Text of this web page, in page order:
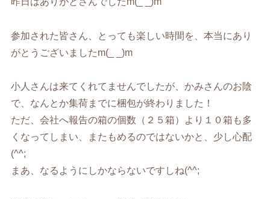
参加された皆さん、とっても楽しい時間を、本当にあり
がとうございましたm(_ _)m
小人さんは来てくれてませんでしたが、かみさんのお陰
で、なんとか集荷までに梱包が終わりました！
ただ、会社へ報告の箱の個数（２５箱）より１０箱も多
くなってしまい、またもめるのではないかと、少し心配
(^^;
まあ、なるようにしかならないですしね(^^;